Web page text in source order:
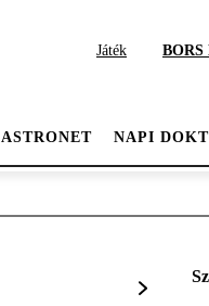
Játék
ASTRONET NAPI